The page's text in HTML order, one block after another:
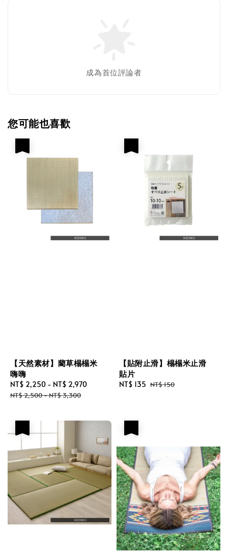
成為首位評論者
您可能也喜歡
【天然素材】藺草榻榻米
嗨嗨
Sale
price
NT$ 2,250 - NT$ 2,970
NT$ 2,500-NT$ 3,300
【貼附止滑】榻榻米止滑
貼片
Sale
NT$ 135 Regular
NT$ 150